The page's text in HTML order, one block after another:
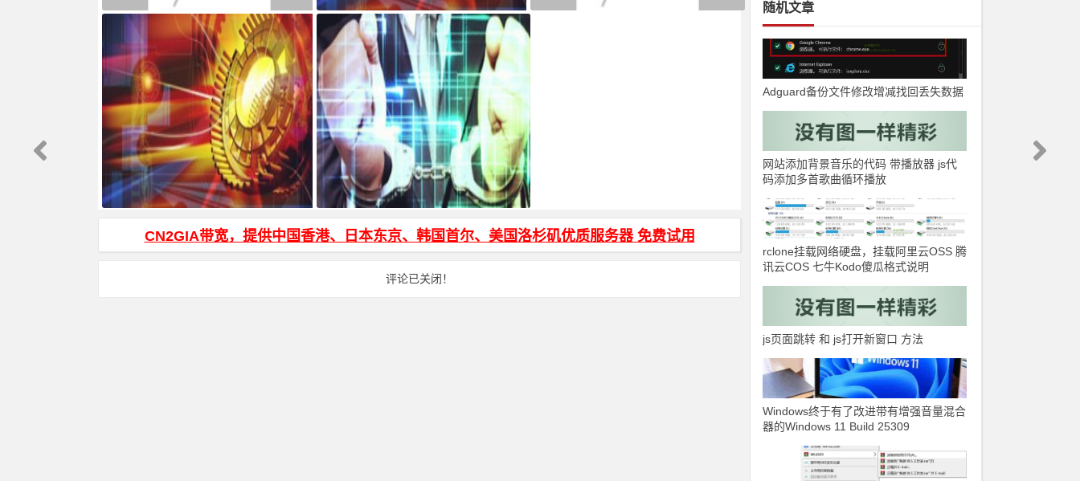
js页面跳转 和 js打开新窗口 方法 HTML页面输入密码才能访问加密代码
CN2GIA带宽，提供中国香港、日本东京、韩国首尔、美国洛杉矶优质服务器 免费试用
评论已关闭！
随机文章
Adguard备份文件修改增减找回丢失数据
网站添加背景音乐的代码 带播放器 js代
码添加多首歌曲循环播放
rclone挂载网络硬盘，挂载阿里云OSS 腾
讯云COS 七牛Kodo傻瓜格式说明
js页面跳转 和 js打开新窗口 方法
Windows终于有了改进带有增强音量混合
器的Windows 11 Build 25309